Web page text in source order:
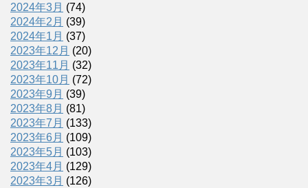
2024年3月 (74)
2024年2月 (39)
2024年1月 (37)
2023年12月 (20)
2023年11月 (32)
2023年10月 (72)
2023年9月 (39)
2023年8月 (81)
2023年7月 (133)
2023年6月 (109)
2023年5月 (103)
2023年4月 (129)
2023年3月 (126)